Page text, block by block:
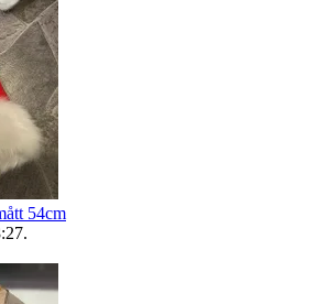
54cm
.